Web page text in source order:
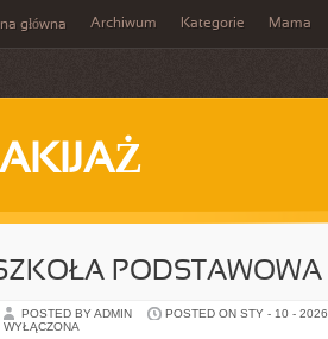
główna Archiwum Kategorie Mama
PODSTAWOWA
POSTED BY ADMIN POSTED ON STY - 10 - 2026
WYŁĄCZONA